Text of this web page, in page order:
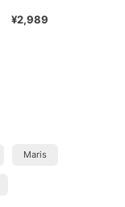
¥2,989
Maris